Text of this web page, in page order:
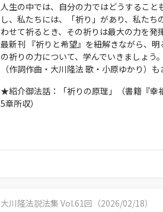
人生の中では、自分の力ではどうすること
し、私たちには、「祈り」があり、私た
わせて祈るとき、その祈りは最大の力を発
最新刊 『祈りと希望』を紐解きながら、
の祈りの力について、学んでいきましょう
（作詞作曲・大川隆法 歌・小原ゆかり）
★紹介御法話：「祈りの原理」（書籍『幸
5章所収）
大川隆法説法集 Vol.61回（2026/02/18）